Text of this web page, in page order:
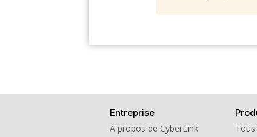
Entreprise
À propos de CyberLink